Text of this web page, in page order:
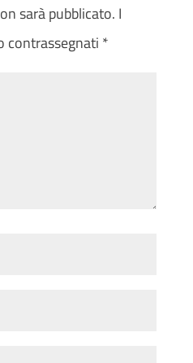
sarà pubblicato. I
contrassegnati *